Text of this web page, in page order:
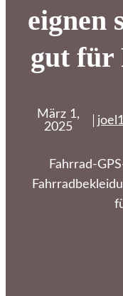
eignen
gut für
März 1,
2025
joel1
Fahrrad-